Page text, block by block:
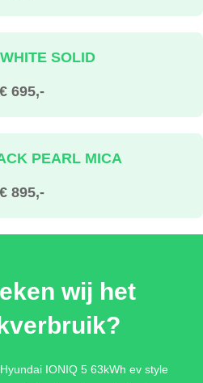
€ 695,-
SOLID
€ 895,-
PEARL MICA
€ 895,-
wij het
IONIQ 5 63kWh ev style